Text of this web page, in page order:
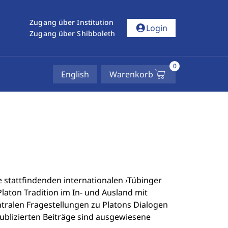
Zugang über Institution
Zugang über Shibboleth
account_circleLogin
English Warenkorb
0
stattfindenden internationalen ›Tübinger
Tradition im In-­ und Ausland mit
Fragestellungen zu Platons Dialogen
Beiträge sind ausgewiesene